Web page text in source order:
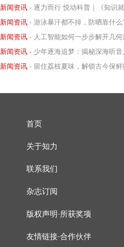
新闻资讯 - 逐力而行 悦动科普｜《知识就是力量》厦
新闻资讯 - 游泳暴汗都不掉，防晒靠什么
新闻资讯 - 人工智能如何一步步解开几何
新闻资讯 - 少年逐海追梦：揭秘深海听
新闻资讯 - 留住荔枝夏味，解锁古今保鲜
首页
关于知力
联系我们
杂志订阅
版权声明·所获奖项
友情链接·合作伙伴